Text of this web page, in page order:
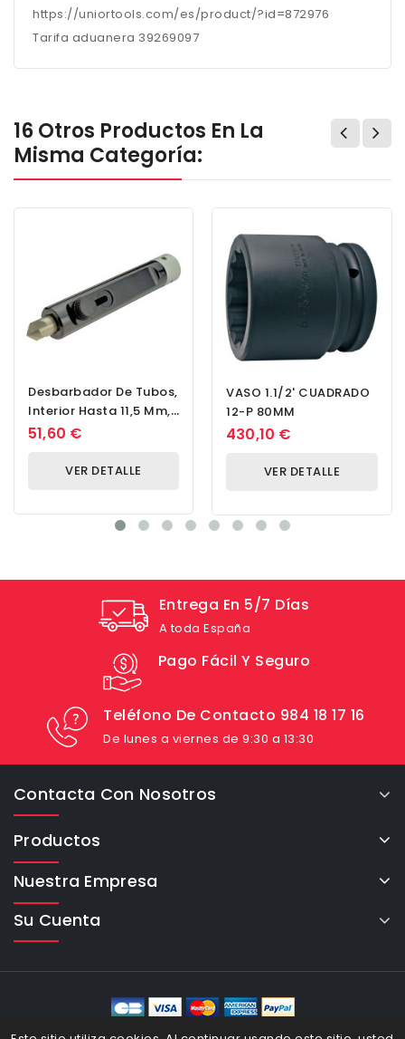
https://uniortools.com/es/product/?id=872976
Tarifa aduanera 39269097
16 Otros Productos En La
Misma Categoría:
Desbarbador De Tubos,
Interior Hasta 11,5 Mm,
Exterior Hasta 15 Mm
51,60 €
VER DETALLE
VASO 1.1/2' CUADRADO
12-P 80MM
430,10 €
VER DETALLE
Entrega En 5/7 Días
A toda España
Pago Fácil Y Seguro
Teléfono De Contacto 984 18 17 16
De lunes a viernes de 9:30 a 13:30
Contacta Con Nosotros
Productos
Nuestra Empresa
Su Cuenta